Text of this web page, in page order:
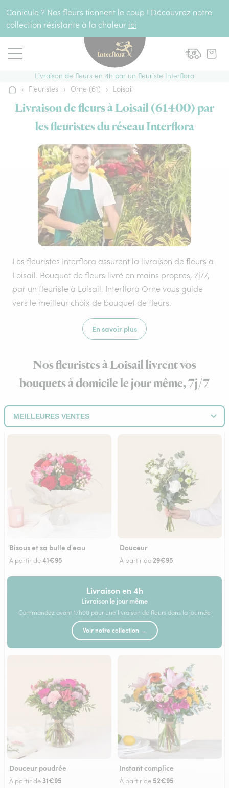
Canicule ? Nos fleurs tiennent le coup ! Découvrez notre
collection résistante à la chaleur ici
Livraison de fleurs en 4h par un fleuriste Interflora
Accueil
› Fleuristes › Orne (61) › Loisail
Livraison de fleurs à Loisail (61400) par
les fleuristes du réseau Interflora
Les fleuristes Interflora assurent la livraison de fleurs à
Loisail. Bouquet de fleurs livré en mains propres, 7j/7,
par un fleuriste à Loisail. Interflora Orne vous guide
vers le meilleur choix de bouquet de fleurs.
En savoir plus
Nos fleuristes à Loisail livrent vos
bouquets à domicile le jour même, 7j/7
Bisous et sa bulle d'eau
À partir de41€95
Douceur
À partir de29€95
Livraison en 4h
Livraison le jour même
Commandez avant 17h00 pour une livraison de fleurs dans la journée
Voir notre collection →
Douceur poudrée
À partir de 31€95
Instant complice
À partir de 52€95